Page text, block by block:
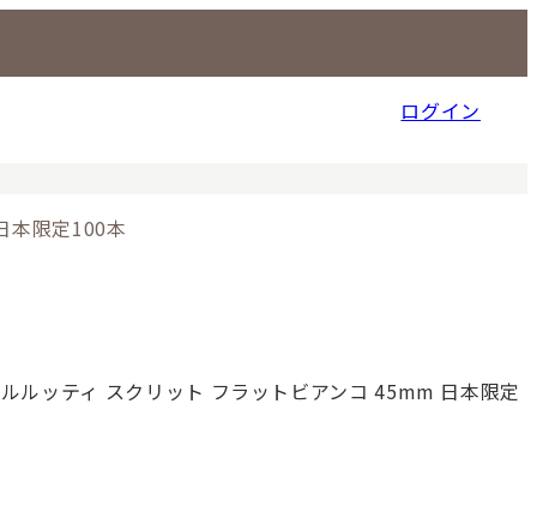
ログイン
本限定100本
ルッティ スクリット フラットビアンコ 45mm 日本限定